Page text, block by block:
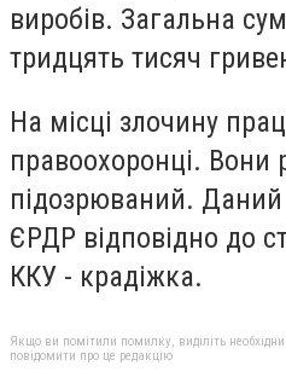
виробів. Загальна
тридцять тисяч
На місці злочину
правоохоронці. Вони
підозрюваний.
ЄРДР відповідно до
ККУ - крадіжка.
Якщо ви помітили помилку, виділіть
повідомити про це редакцію